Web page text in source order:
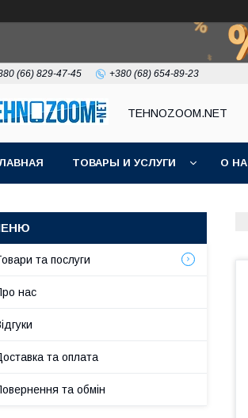
(66) 829-47-45 +380 (68) 654-89-23
TEHNOZOOM.NET
ТОВАРЫ И УСЛУГИ О
та послуги
нас
та оплата
та обмін